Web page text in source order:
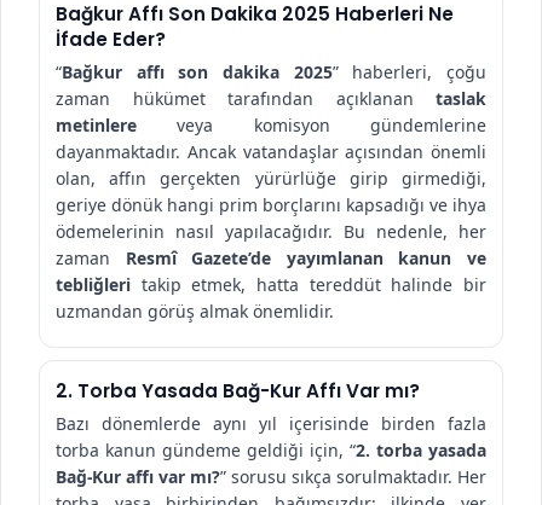
Bağkur Affı Son Dakika 2025 Haberleri Ne
İfade Eder?
“Bağkur affı son dakika 2025” haberleri, çoğu
zaman hükümet tarafından açıklanan taslak
metinlere veya komisyon gündemlerine
dayanmaktadır. Ancak vatandaşlar açısından önemli
olan, affın gerçekten yürürlüğe girip girmediği,
geriye dönük hangi prim borçlarını kapsadığı ve ihya
ödemelerinin nasıl yapılacağıdır. Bu nedenle, her
zaman Resmî Gazete’de yayımlanan kanun ve
tebliğleri takip etmek, hatta tereddüt halinde bir
uzmandan görüş almak önemlidir.
2. Torba Yasada Bağ-Kur Affı Var mı?
Bazı dönemlerde aynı yıl içerisinde birden fazla
torba kanun gündeme geldiği için, “2. torba yasada
Bağ-Kur affı var mı?” sorusu sıkça sorulmaktadır. Her